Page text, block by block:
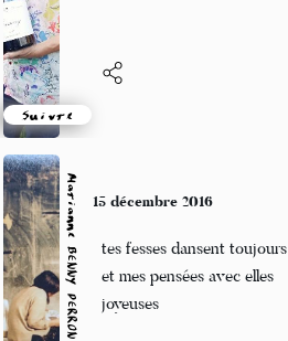
Suivre
Marianne BENNY PERRON 15 décembre 2016
tes fesses dansent toujours
et mes pensées avec elles
joyeuses